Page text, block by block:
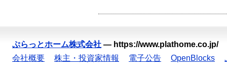
ぷらっとホーム株式会社 — https://www.plathome.co.jp/
会社概要
株主・投資家情報 電子公告 OpenBlocks